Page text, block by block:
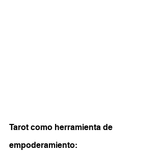
Tarot como herramienta de
empoderamiento: